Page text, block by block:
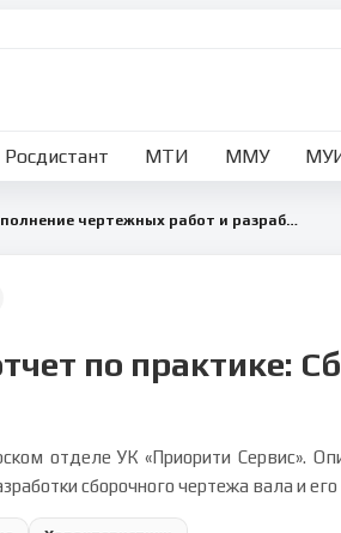
Росдистант МТИ ММУ
Отчет по практике: выполнение чертежных работ и разработка сборочного чертежа
по практике:
отделе УК «Приорити Сервис».
сборочного чертежа вала и